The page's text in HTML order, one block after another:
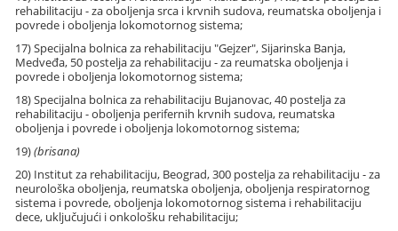
rehabilitaciju - za oboljenja srca i krvnih sudova, reumatska oboljenja i
povrede i oboljenja lokomotornog sistema;
17) Specijalna bolnica za rehabilitaciju "Gejzer", Sijarinska Banja,
Medveđa, 50 postelja za rehabilitaciju - za reumatska oboljenja i
povrede i oboljenja lokomotornog sistema;
18) Specijalna bolnica za rehabilitaciju Bujanovac, 40 postelja za
rehabilitaciju - oboljenja perifernih krvnih sudova, reumatska
oboljenja i povrede i oboljenja lokomotornog sistema;
19)(brisana)
20) Institut za rehabilitaciju, Beograd, 300 postelja za rehabilitaciju - za
neurološka oboljenja, reumatska oboljenja, oboljenja respiratornog
sistema i povrede, oboljenja lokomotornog sistema i rehabilitaciju
dece, uključujući i onkološku rehabilitaciju;